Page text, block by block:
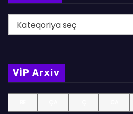
ö
m
l
VİP Arxiv